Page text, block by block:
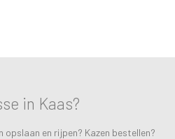
in Kaas?
opslaan en rijpen? Kazen bestellen?